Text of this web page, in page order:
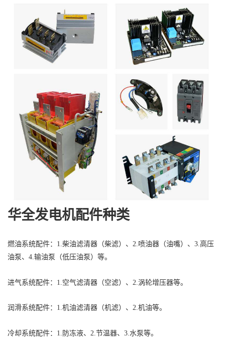
华全发电机配件种类
燃油系统配件：1.柴油滤清器（柴滤）、2.喷油器（油嘴）、3.高压
油泵、4.输油泵（低压油泵）等。
进气系统配件：1.空气滤清器（空滤）、2.涡轮增压器等。
润滑系统配件：1.机油滤清器（机滤）、2.机油等。
冷却系统配件：1.防冻液、2.节温器、3.水泵等。